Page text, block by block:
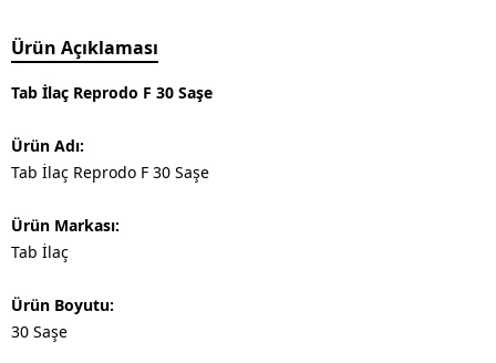
Ürün Açıklaması
Tab İlaç Reprodo F 30 Saşe
Ürün Adı:
Tab İlaç Reprodo F 30 Saşe
Ürün Markası:
Tab İlaç
Ürün Boyutu:
30 Saşe